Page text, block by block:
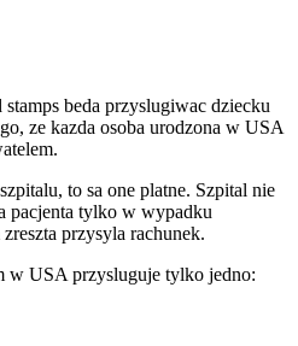
beda przyslugiwac dziecku
ze kazda osoba urodzona w USA
to sa one platne. Szpital nie
pacjenta tylko w wypadku
przysyla rachunek.
w USA przysluguje tylko jedno: